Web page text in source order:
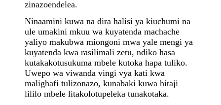
zinazoendelea.
Ninaamini kuwa na dira halisi ya kiuchumi na
ule umakini mkuu wa kuyatenda machache
yaliyo makubwa miongoni mwa yale mengi ya
kuyatenda kwa rasilimali zetu, ndiko hasa
kutakakotusukuma mbele kutoka hapa tuliko.
Uwepo wa viwanda vingi vya kati kwa
malighafi tulizonazo, kunabaki kuwa hitaji
lililo mbele litakolotupeleka tunakotaka.